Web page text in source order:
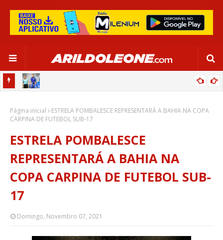
SALVADOR
Página inicial
ESTRELA POMBALESCE REPRESENTARÁ A BAHIA NA COPA
CARPINA DE FUTEBOL SUB-17
ESTRELA POMBALESCE
REPRESENTARÁ A BAHIA NA
COPA CARPINA DE FUTEBOL SUB-
17
Domingo, Novembro 07, 2021